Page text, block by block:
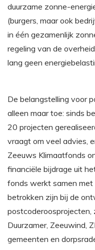
duurzame zonne-
(burgers, maar ook
in één gezamenlijk
regeling van de
lang geen
De belangstelling voor
alleen maar toe: sinds
20 projecten
vraagt om veel advies,
Zeeuws Klimaatfonds
financiële bijdrage uit
fonds werkt samen met
betrokken zijn bij de
postcoderoosprojecten,
Duurzamer, Zeeuwind,
gemeenten en